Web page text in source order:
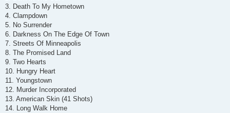
3. Death To My Hometown
4. Clampdown
5. No Surrender
6. Darkness On The Edge Of Town
7. Streets Of Minneapolis
8. The Promised Land
9. Two Hearts
10. Hungry Heart
11. Youngstown
12. Murder Incorporated
13. American Skin (41 Shots)
14. Long Walk Home